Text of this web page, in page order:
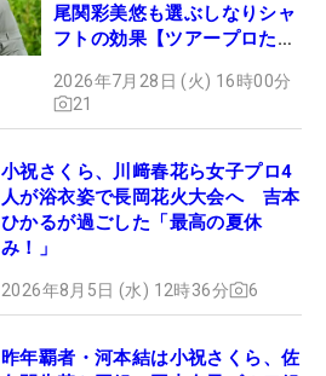
尾関彩美悠も選ぶしなりシャ
フトの効果【ツアープロたち
2026年7月28日 (火) 16時00分
21
小祝さくら、川﨑春花ら女子プロ4
人が浴衣姿で長岡花火大会へ 吉本
ひかるが過ごした「最高の夏休
み！」
2026年8月5日 (水) 12時36分 6
昨年覇者・河本結は小祝さくら、佐